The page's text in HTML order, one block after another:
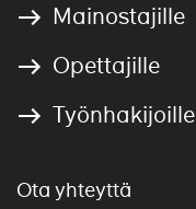
Mainostajille
Opettajille
Työnhakijoille
Ota yhteyttä